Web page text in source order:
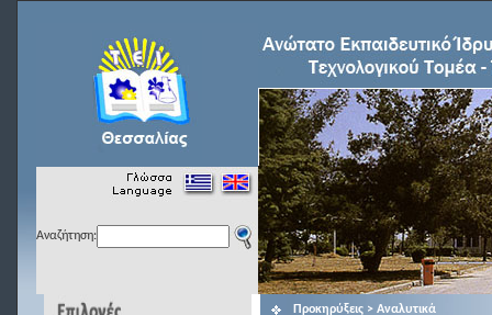
Αναζήτηση:
Προκηρύξεις > Αναλυτικά